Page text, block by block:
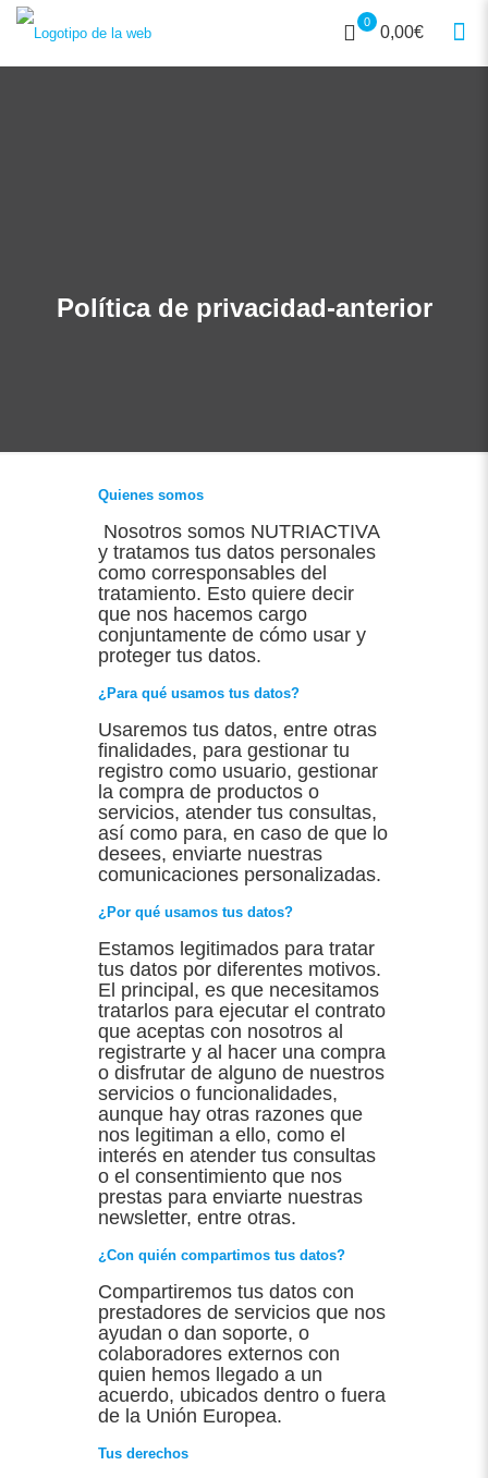
0
0,00€
Política de privacidad-anterior
Quienes somos
Nosotros somos NUTRIACTIVA
y tratamos tus datos personales
como corresponsables del
tratamiento. Esto quiere decir
que nos hacemos cargo
conjuntamente de cómo usar y
proteger tus datos.
¿Para qué usamos tus datos?
Usaremos tus datos, entre otras
finalidades, para gestionar tu
registro como usuario, gestionar
la compra de productos o
servicios, atender tus consultas,
así como para, en caso de que lo
desees, enviarte nuestras
comunicaciones personalizadas.
¿Por qué usamos tus datos?
Estamos legitimados para tratar
tus datos por diferentes motivos.
El principal, es que necesitamos
tratarlos para ejecutar el contrato
que aceptas con nosotros al
registrarte y al hacer una compra
o disfrutar de alguno de nuestros
servicios o funcionalidades,
aunque hay otras razones que
nos legitiman a ello, como el
interés en atender tus consultas
o el consentimiento que nos
prestas para enviarte nuestras
newsletter, entre otras.
¿Con quién compartimos tus datos?
Compartiremos tus datos con
prestadores de servicios que nos
ayudan o dan soporte, o
colaboradores externos con
quien hemos llegado a un
acuerdo, ubicados dentro o fuera
de la Unión Europea.
Tus derechos